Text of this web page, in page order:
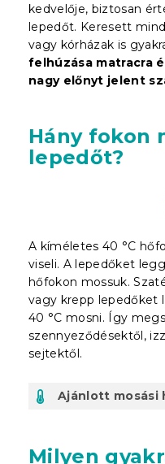
kedvelője, biztosan
lepedőt. Keresett
vagy kórházak is
felhúzása matracra
nagy előnyt jelent
Hány fokon
lepedőt?
A kíméletes 40 °C
viseli. A lepedőket
hőfokon mossuk.
vagy krepp lepedőket
40 °C mosni. Így
szennyeződésektől,
sejtektől.
Ajánlott mosási
Milyen